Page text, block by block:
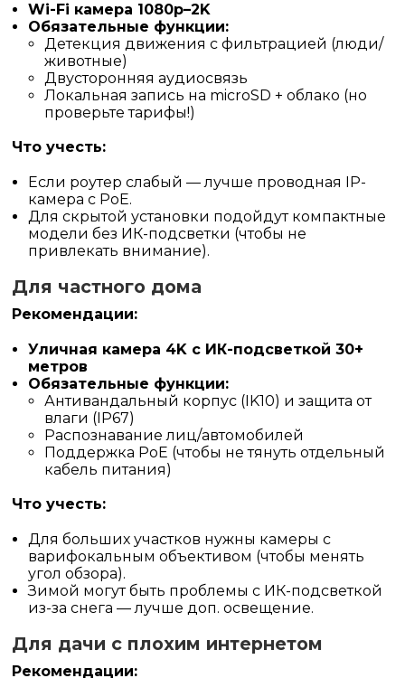
Wi-Fi камера 1080p–2K
Обязательные функции:
Детекция движения с фильтрацией (люди/
животные)
Двусторонняя аудиосвязь
Локальная запись на microSD + облако (но
проверьте тарифы!)
Что учесть:
Если роутер слабый — лучше проводная IP-
камера с PoE.
Для скрытой установки подойдут компактные
модели без ИК-подсветки (чтобы не
привлекать внимание).
Для частного дома
Рекомендации:
Уличная камера 4K с ИК-подсветкой 30+
метров
Обязательные функции:
Антивандальный корпус (IK10) и защита от
влаги (IP67)
Распознавание лиц/автомобилей
Поддержка PoE (чтобы не тянуть отдельный
кабель питания)
Что учесть:
Для больших участков нужны камеры с
варифокальным объективом (чтобы менять
угол обзора).
Зимой могут быть проблемы с ИК-подсветкой
из-за снега — лучше доп. освещение.
Для дачи с плохим интернетом
Рекомендации: